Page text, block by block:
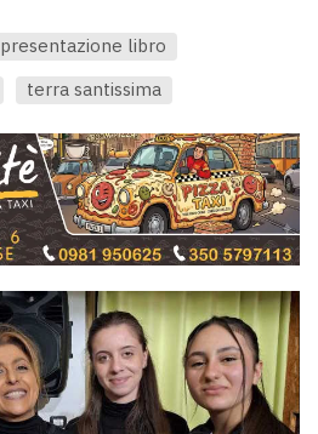
presentazione libro
terra santissima